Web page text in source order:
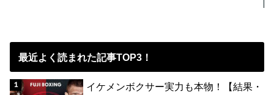
最近よく読まれた記事TOP3！
イケメンボクサー実力も本物！【結果・